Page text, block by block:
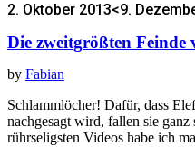
2. Oktober 2013<9.
Die zweitgrößten
by Fabian
Schlammlöcher! Dafür, dass
nachgesagt wird, fallen sie
rührseligsten Videos habe ich